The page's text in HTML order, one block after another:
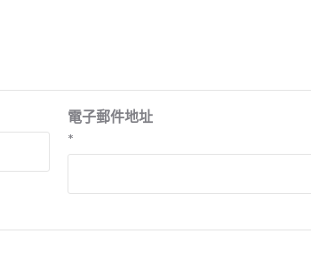
電子郵件地址
*